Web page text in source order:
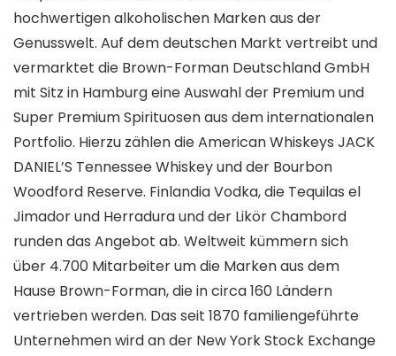
hochwertigen alkoholischen Marken aus der
Genusswelt. Auf dem deutschen Markt vertreibt und
vermarktet die Brown-Forman Deutschland GmbH
mit Sitz in Hamburg eine Auswahl der Premium und
Super Premium Spirituosen aus dem internationalen
Portfolio. Hierzu zählen die American Whiskeys JACK
DANIEL’S Tennessee Whiskey und der Bourbon
Woodford Reserve. Finlandia Vodka, die Tequilas el
Jimador und Herradura und der Likör Chambord
runden das Angebot ab. Weltweit kümmern sich
über 4.700 Mitarbeiter um die Marken aus dem
Hause Brown-Forman, die in circa 160 Ländern
vertrieben werden. Das seit 1870 familiengeführte
Unternehmen wird an der New York Stock Exchange